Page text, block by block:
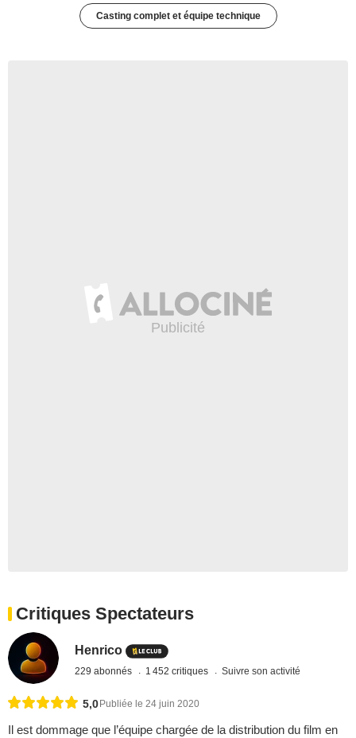
Casting complet et équipe technique
Critiques Spectateurs
Henrico
229 abonnés 1 452 critiques Suivre son activité
5,0Publiée le 24 juin 2020
Il est dommage que l’équipe chargée de la distribution du film en